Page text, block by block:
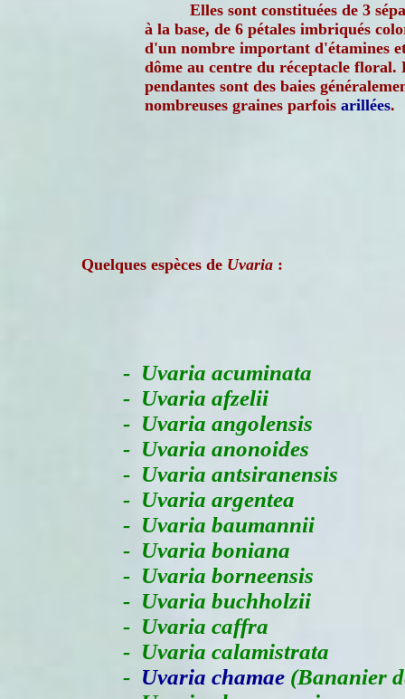
Elles sont constituées de 3
à la base, de 6 pétales imbriqués
d'un nombre important d'étamines
dôme au centre du réceptacle
pendantes sont des baies
nombreuses graines parfois arillées.
Quelques espèces de Uvaria :
- Uvaria acuminata
- Uvaria afzelii
- Uvaria angolensis
- Uvaria anonoides
- Uvaria antsiranensis
- Uvaria argentea
- Uvaria baumannii
- Uvaria boniana
- Uvaria borneensis
- Uvaria buchholzii
- Uvaria caffra
- Uvaria calamistrata
- Uvaria chamae (Bananier